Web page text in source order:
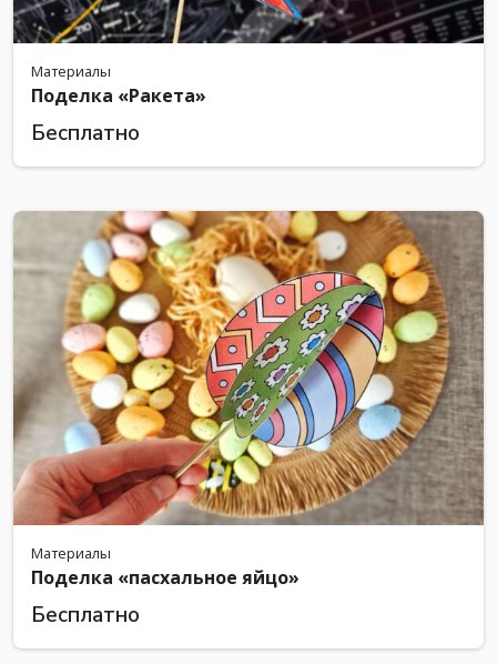
Материалы
Поделка «Ракета»
Бесплатно
Материалы
Поделка «пасхальное яйцо»
Бесплатно